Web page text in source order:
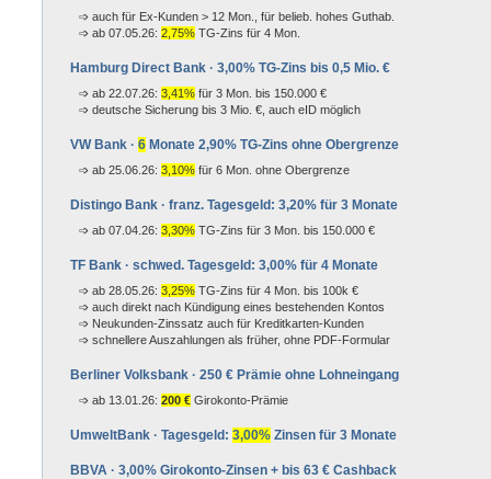
auch für Ex-Kunden > 12 Mon., für belieb. hohes Guthab.
ab 07.05.26:2,75% TG-Zins für 4 Mon.
Hamburg Direct Bank · 3,00% TG-Zins bis 0,5 Mio. €
ab 22.07.26:3,41% für 3 Mon. bis 150.000 €
deutsche Sicherung bis 3 Mio. €, auch eID möglich
VW Bank ·6 Monate 2,90% TG-Zins ohne Obergrenze
ab 25.06.26:3,10% für 6 Mon. ohne Obergrenze
Distingo Bank · franz. Tagesgeld: 3,20% für 3 Monate
ab 07.04.26:3,30% TG-Zins für 3 Mon. bis 150.000 €
TF Bank · schwed. Tagesgeld: 3,00% für 4 Monate
ab 28.05.26:3,25% TG-Zins für 4 Mon. bis 100k €
auch direkt nach Kündigung eines bestehenden Kontos
Neukunden-Zinssatz auch für Kreditkarten-Kunden
schnellere Auszahlungen als früher, ohne PDF-Formular
Berliner Volksbank · 250 € Prämie ohne Lohneingang
ab 13.01.26:200 € Girokonto-Prämie
UmweltBank · Tagesgeld:3,00% Zinsen für 3 Monate
BBVA · 3,00% Girokonto-Zinsen + bis 63 € Cashback